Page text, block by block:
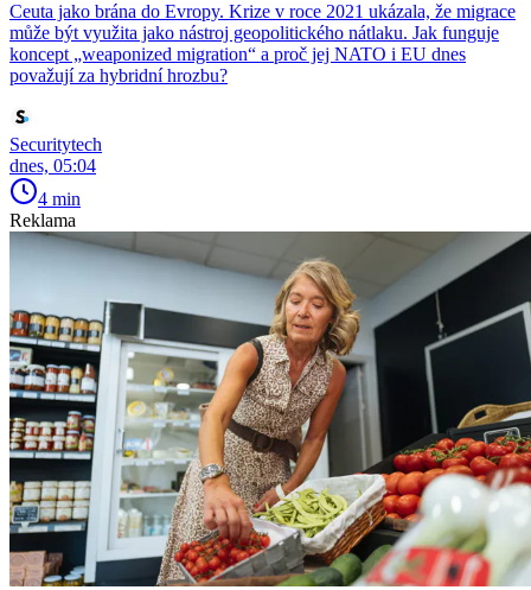
Ceuta jako brána do Evropy. Krize v roce 2021 ukázala, že migrace
může být využita jako nástroj geopolitického nátlaku. Jak funguje
koncept „weaponized migration“ a proč jej NATO i EU dnes
považují za hybridní hrozbu?
Securitytech
dnes, 05:04
4 min
Reklama